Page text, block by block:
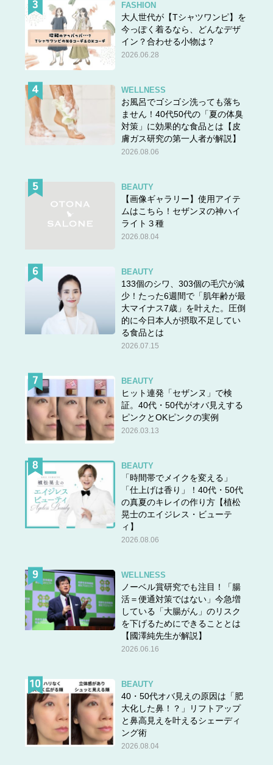
FASHION
大人世代が【Tシャツワンピ】を
今っぽく着るなら、どんなデザ
イン？合わせる小物は？
2026.06.28
WELLNESS
お風呂でゴシゴシ洗っても落ち
ません！40代50代の「夏の体臭
対策」に効果的な食品とは【皮
膚ガス研究の第一人者が解説】
2026.08.06
BEAUTY
【画像ギャラリー】使用アイテ
ムはこちら！セザンヌの神ハイ
ライト３種
2026.08.04
BEAUTY
133個のシワ、303個の毛穴が減
少！たった6週間で「肌年齢が最
大マイナス7歳」を叶えた。圧倒
的に今日本人が摂取不足してい
る食品とは
2026.07.15
BEAUTY
ヒット連発「セザンヌ」で検
証。40代・50代がオバ見えする
ピンクとOKピンクの実例
2026.03.13
BEAUTY
「時間帯でメイクを変える」
「仕上げは香り」！40代・50代
の真夏のキレイの作り方【植松
晃士のエイジレス・ビューテ
ィ】
2026.08.06
WELLNESS
ノーベル賞研究でも注目！「腸
活＝便通対策ではない」今急増
している「大腸がん」のリスク
を下げるためにできることとは
【國澤純先生が解説】
2026.06.16
BEAUTY
40・50代オバ見えの原因は「肥
大化した鼻！？」リフトアップ
と鼻高見えを叶えるシェーディ
ング術
2026.08.04